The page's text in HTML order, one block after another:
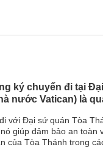
ký chuyến đi tại
nước Vatican) là
với Đại sứ quán Tòa
giúp đảm bảo an toàn
của Tòa Thánh trong